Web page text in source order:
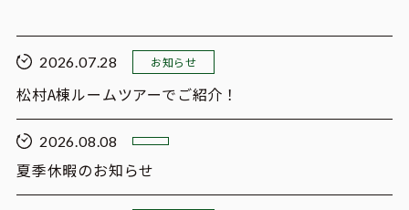
2026.07.28 お知らせ
松村A棟ルームツアーでご紹介！
2026.08.08
夏季休暇のお知らせ